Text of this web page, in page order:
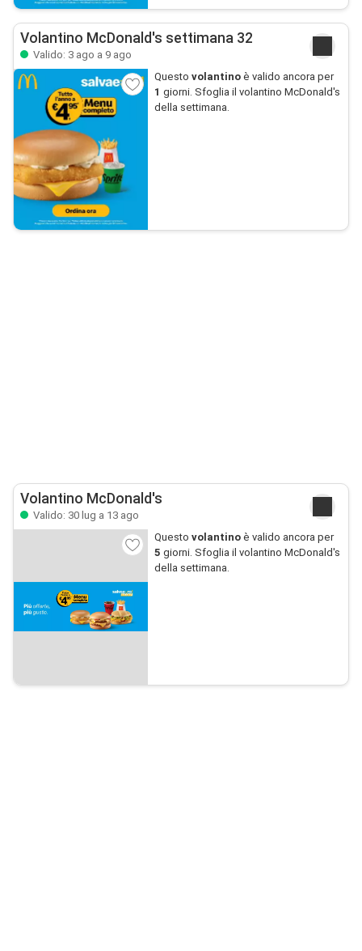
Volantino McDonald's settimana 32
Valido: 3 ago a 9 ago
Questo volantinoè valido ancora per
1 giorni. Sfoglia il volantino McDonald's
della settimana.
Volantino McDonald's
Valido: 30 lug a 13 ago
Questo volantinoè valido ancora per
5 giorni. Sfoglia il volantino McDonald's
della settimana.